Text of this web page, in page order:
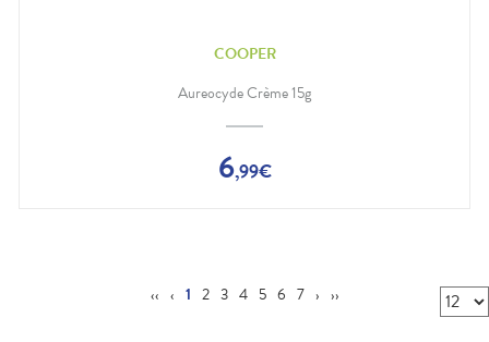
COOPER
Aureocyde Crème 15g
6,99€
‹‹ ‹ 1 2 3 4 5 6 7 › ››